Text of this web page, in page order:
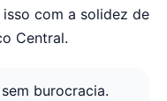
com a solidez de
Central.
burocracia.